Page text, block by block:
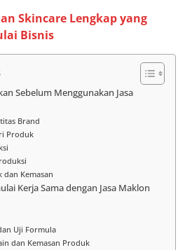
Skincare Lengkap yang
Bisnis
Sebelum Menggunakan Jasa
Brand
Produk
dan Kemasan
Kerja Sama dengan Jasa Maklon
Uji Formula
dan Kemasan Produk